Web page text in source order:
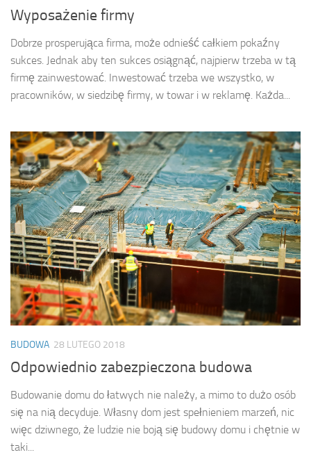
Wyposażenie firmy
Dobrze prosperująca firma, może odnieść całkiem pokaźny
sukces. Jednak aby ten sukces osiągnąć, najpierw trzeba w tą
firmę zainwestować. Inwestować trzeba we wszystko, w
pracowników, w siedzibę firmy, w towar i w reklamę. Każda...
BUDOWA 28 LUTEGO 2018
Odpowiednio zabezpieczona budowa
Budowanie domu do łatwych nie należy, a mimo to dużo osób
się na nią decyduje. Własny dom jest spełnieniem marzeń, nic
więc dziwnego, że ludzie nie boją się budowy domu i chętnie w
taki...